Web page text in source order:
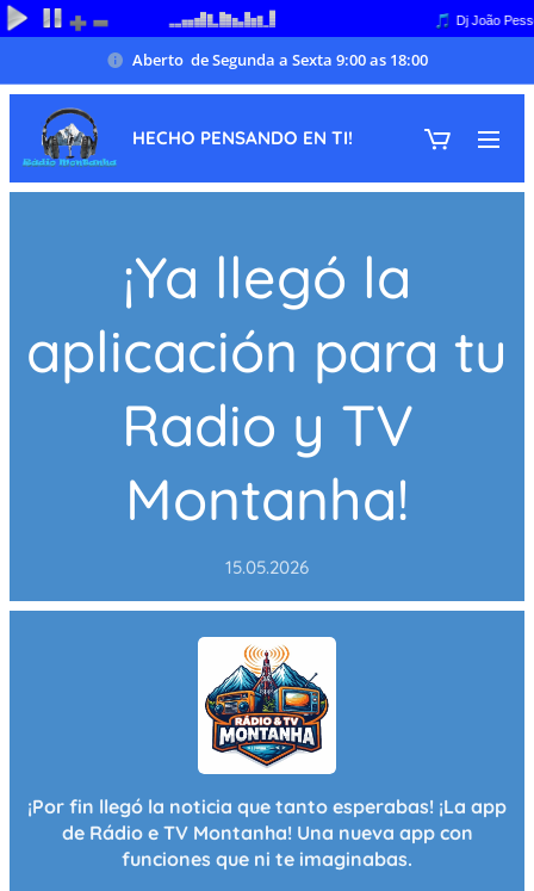
Aberto de Segunda a Sexta 9:00 as 18:00
HECHO PENSANDO EN TI!
¡Ya llegó la
aplicación para tu
Radio y TV
Montanha!
15.05.2026
¡Por fin llegó la noticia que tanto esperabas! ¡La app
de Rádio e TV Montanha! Una nueva app con
funciones que ni te imaginabas.